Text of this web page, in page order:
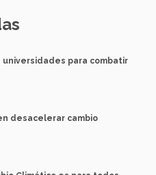
universidades para combatir
desacelerar cambio